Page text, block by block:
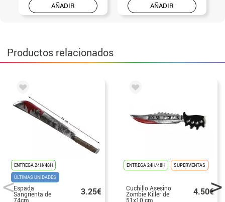
AÑADIR AÑADIR
Productos relacionados
ENTREGA 24H/48H
ÚLTIMAS UNIDADES
Espada
Sangrienta de
74cm
3.25€
ENTREGA 24H/48H SUPERVENTAS
Cuchillo Asesino
Zombie Killer de
51x10 cm
4.50€